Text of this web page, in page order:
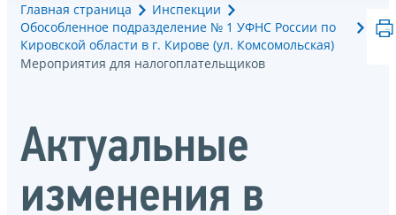
Главная страница
Инспекции
Обособленное подразделение № 1 УФНС России по
Кировской области в г. Кирове (ул. Комсомольская)
Мероприятия для налогоплательщиков
Актуальные
изменения в